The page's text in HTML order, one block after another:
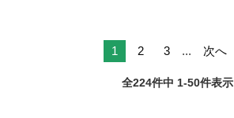
1 2 3 ... 次へ
全224件中 1-50件表示